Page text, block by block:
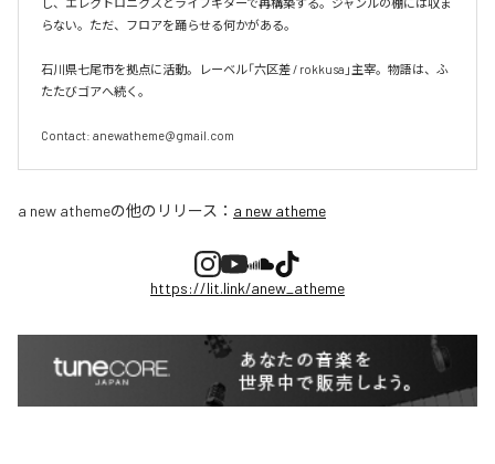
し、エレクトロニクスとライブギターで再構築する。ジャンルの棚には収ま
らない。ただ、フロアを踊らせる何かがある。
石川県七尾市を拠点に活動。レーベル「六区差 / rokkusa」主宰。物語は、ふ
たたびゴアへ続く。
Contact: anewatheme@gmail.com
a new athemeの他のリリース： a new atheme
https://lit.link/anew_atheme